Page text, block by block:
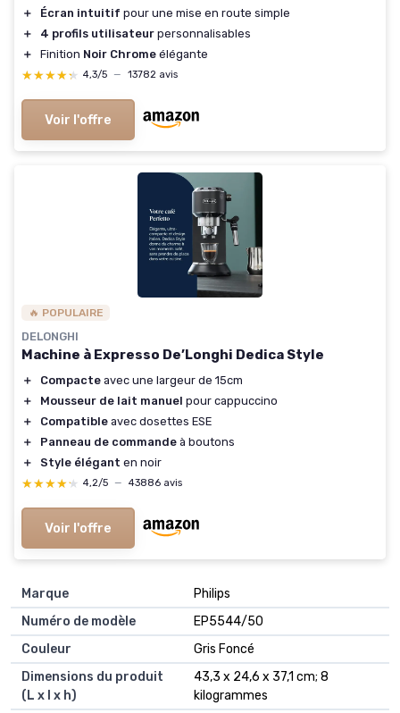
＋ Écran intuitif pour une mise en route simple
＋
4 profils utilisateur personnalisables
＋
Finition Noir Chrome élégante
★★★★★
★★★★★ 4,3/5 — 13782 avis
Voir l'offre
🔥 POPULAIRE
DELONGHI
Machine à Expresso De’Longhi Dedica Style
＋ Compacte avec une largeur de 15cm
＋
Mousseur de lait manuel pour cappuccino
＋
Compatible avec dosettes ESE
＋
Panneau de commande à boutons
＋
Style élégant en noir
★★★★★
★★★★★ 4,2/5 — 43886 avis
Voir l'offre
Marque
‎Philips
Numéro de modèle
‎EP5544/50
Couleur
‎Gris Foncé
Dimensions du produit
(L x l x h)
‎43,3 x 24,6 x 37,1 cm; 8
kilogrammes